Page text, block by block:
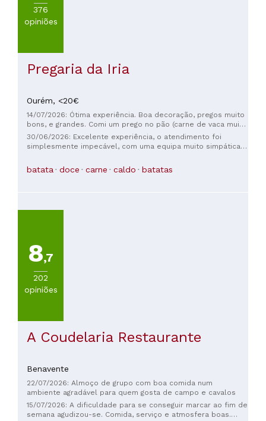
376
opiniões
Pregaria da Iria
Ourém, <20€
14/07/2026: Ótima experiência. Boa decoração, pregos muito
bons, e grandes. Comi um prego no pão (carne de vaca muito
tenra, tal como o pão), preços ajustados. Nada a apontar.
Recomendo.
30/06/2026: Excelente experiência, o atendimento foi
simplesmente impecável, com uma equipa muito simpática,
O prego em prato estava absolutamente delicioso: carne
muito tenra, saborosa e confeccionada no ponto certo. O
batata doce carne caldo batatas
8,7
202
opiniões
A Coudelaria Restaurante
Benavente
22/07/2026: Almoço de grupo com boa comida num
ambiente agradável para quem gosta de campo e cavalos
15/07/2026: A dificuldade para se conseguir marcar ao fim de
semana agudizou-se. Comida, serviço e atmosfera boas.